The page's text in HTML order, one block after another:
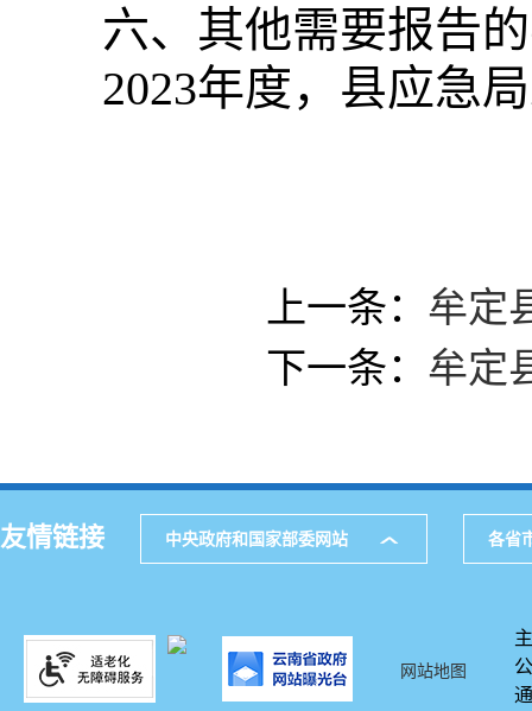
六、其他需要报告
2023年度，县应急
上一条： 牟定
下一条： 牟定
友情链接 中央政府和国家部委网站 各省
网站地图